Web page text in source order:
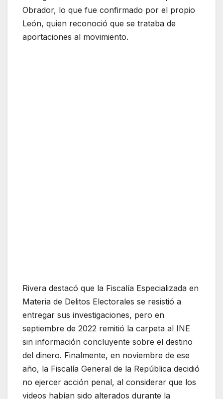
Obrador, lo que fue confirmado por el propio
León, quien reconoció que se trataba de
aportaciones al movimiento.
Rivera destacó que la Fiscalía Especializada en
Materia de Delitos Electorales se resistió a
entregar sus investigaciones, pero en
septiembre de 2022 remitió la carpeta al INE
sin información concluyente sobre el destino
del dinero. Finalmente, en noviembre de ese
año, la Fiscalía General de la República decidió
no ejercer acción penal, al considerar que los
videos habían sido alterados durante la